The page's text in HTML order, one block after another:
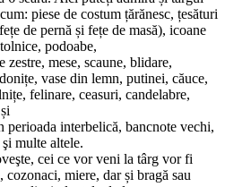
piese de costum țărănesc, țesături
de pernă și fețe de masă), icoane
podoabe,
mese, scaune, blidare,
vase din lemn, putinei, căuce,
felinare, ceasuri, candelabre,
interbelică, bancnote vechi,
multe altele.
cei ce vor veni la târg vor fi
miere, dar și bragă sau